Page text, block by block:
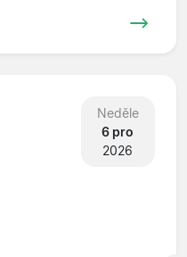
Neděle
6 pro
2026